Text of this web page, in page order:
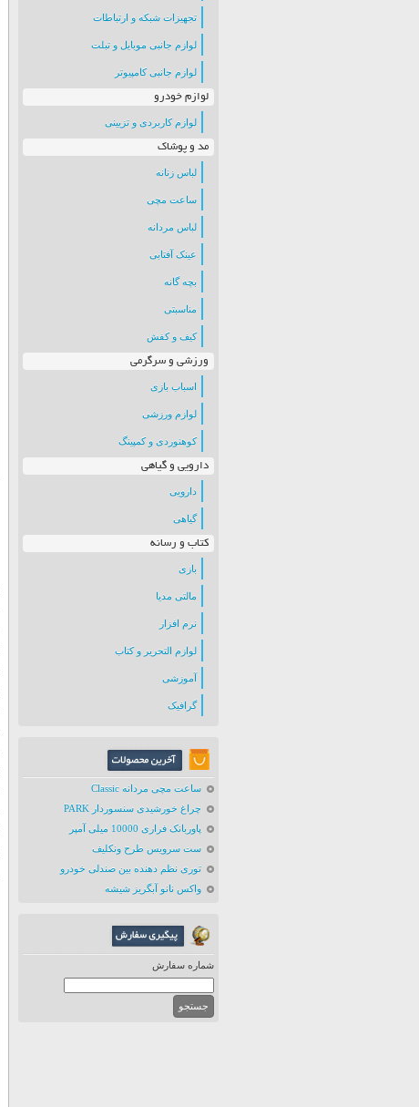
تجهیزات شبکه و ارتباطات
لوازم جانبی موبایل و تبلت
لوازم جانبی کامپیوتر
لوازم خودرو
لوازم کاربردی و تزیینی
مد و پوشاک
لباس زنانه
ساعت مچی
لباس مردانه
عینک آفتابی
بچه گانه
مناسبتی
کیف و کفش
ورزشی و سرگرمی
اسباب بازی
لوازم ورزشی
کوهنوردی و کمپینگ
دارویی و گیاهی
دارویی
گیاهی
کتاب و رسانه
بازی
مالتی مدیا
نرم افزار
لوازم التحریر و کتاب
آموزشی
گرافیک
ساعت مچی مردانه Classic
چراغ خورشیدی سنسوردار PARK
پاوربانک فراری 10000 میلی آمپر
ست سرویس طرح ونکلیف
توری نظم دهنده بین صندلی خودرو
واکس نانو آبگریز شیشه
شماره سفارش